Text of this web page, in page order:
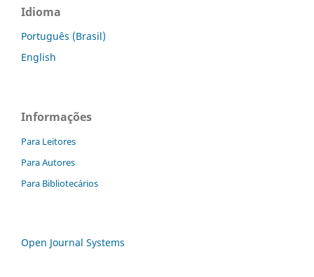
Idioma
Português (Brasil)
English
Informações
Para Leitores
Para Autores
Para Bibliotecários
Open Journal Systems